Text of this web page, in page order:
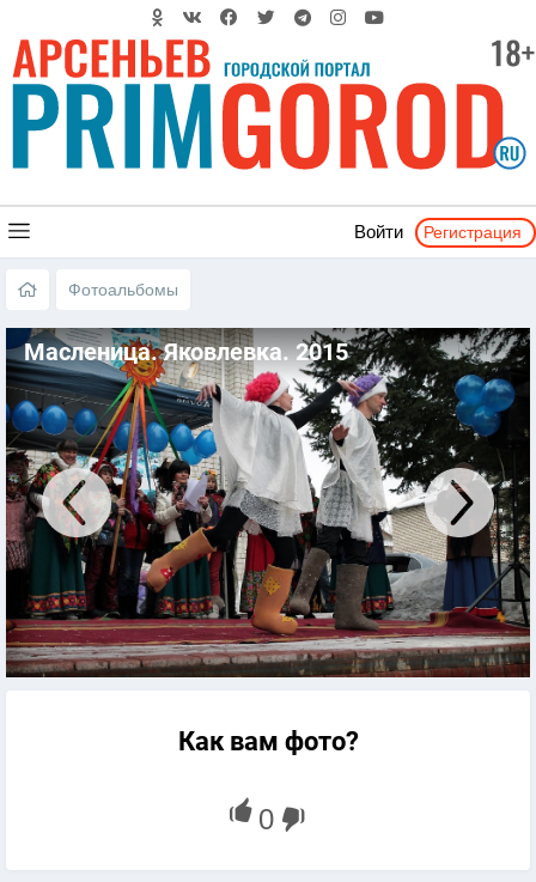
Войти Регистрация
Фотоальбомы
Масленица. Яковлевка. 2015
Как вам фото?